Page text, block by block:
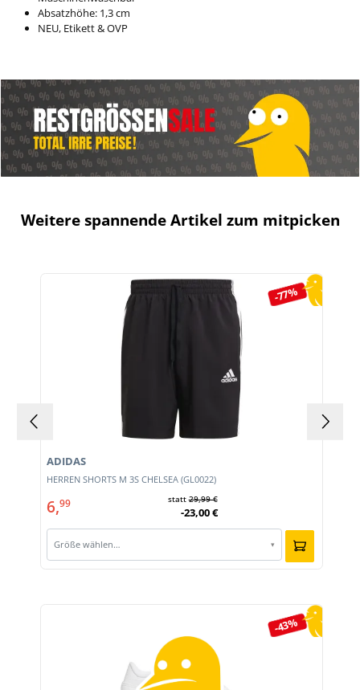
Absatzhöhe: 1,3 cm
NEU, Etikett & OVP
Weitere spannende Artikel zum mitpicken
Produktgalerie überspringen
-77%
HERREN SHORTS M 3S CHELSEA (GL0022)
ADIDAS
6,99 statt29,99 €
-23,00 €
Größe wählen… ▾
-43%